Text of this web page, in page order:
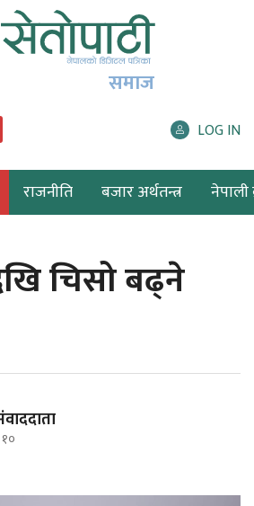
समाज
LOG IN
राजनीति बजार अर्थतन्त्र नेपाली
चिसो बढ्ने